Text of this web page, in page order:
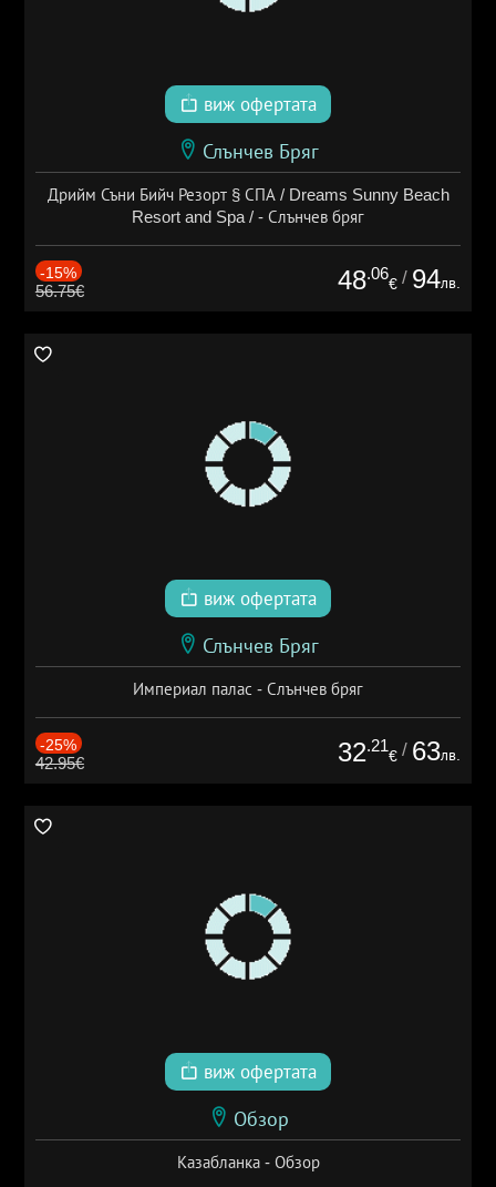
виж офертата
Слънчев Бряг
Дрийм Съни Бийч Резорт § СПА / Dreams Sunny Beach
Resort and Spa / - Слънчев бряг
-15%
56.75€ 48.06
€ / 94лв.
виж офертата
Слънчев Бряг
Империал палас - Слънчев бряг
-25%
42.95€ 32.21
€ / 63лв.
виж офертата
Обзор
Казабланка - Обзор